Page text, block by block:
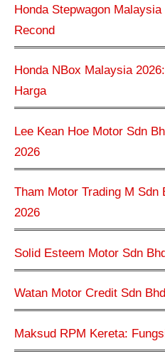
Honda Stepwagon
Recond
Honda NBox Malaysia
Harga
Lee Kean Hoe Motor Sdn
2026
Tham Motor Trading M Sdn
2026
Solid Esteem Motor Sdn
Watan Motor Credit Sdn
Maksud RPM Kereta: